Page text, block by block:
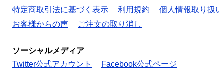
特定商取引法に基づく表示
利用規約 個人情報取り扱
お客様からの声
ご注文の取り消し
ソーシャルメディア
Twitter公式アカウント
Facebook公式ページ